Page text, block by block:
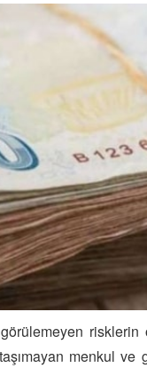
risklerin
menkul